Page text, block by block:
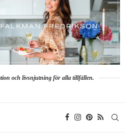
och livsnjutning för alla tillfällen.